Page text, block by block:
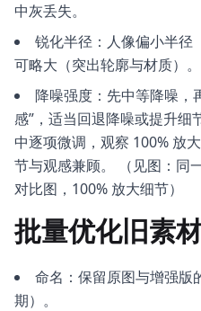
中灰丢失。
锐化半径：人像偏小半径
可略大（突出轮廓与材质）。
降噪强度：先中等降噪，
感”，适当回退降噪或提升
中逐项微调，观察 100% 放
节与观感兼顾。 （见图：同
对比图，100% 放大细节）
批量优化旧素
命名：保留原图与增强版
期）。